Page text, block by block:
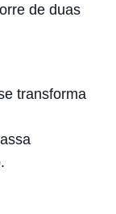
de duas
transforma